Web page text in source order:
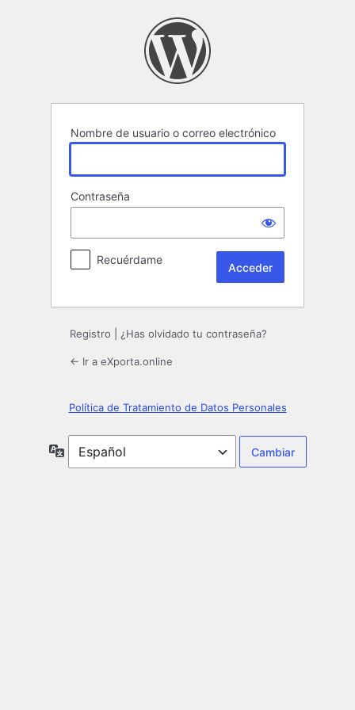
Nombre de usuario o correo electrónico
Contraseña
Recuérdame
Registro ¿Has olvidado tu contraseña?
← Ir a eXporta.online
Política de Tratamiento de Datos Personales
Idioma